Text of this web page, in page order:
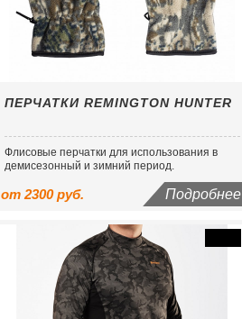
ПЕРЧАТКИ REMINGTON HUNTER
Флисовые перчатки для использования в
демисезонный и зимний период.
от 2300 руб. Подробнее